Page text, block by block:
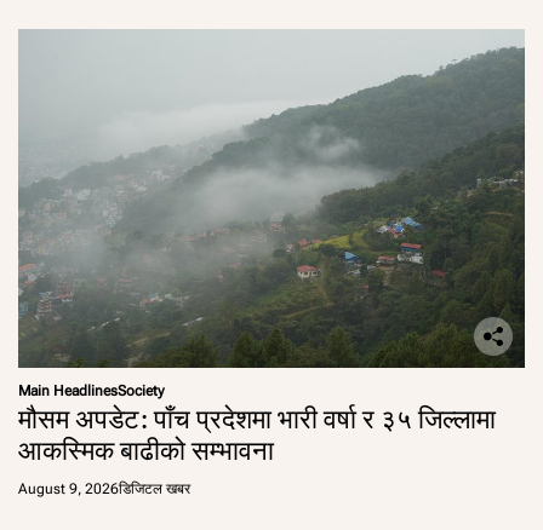
Main HeadlinesSociety
मौसम अपडेट: पाँच प्रदेशमा भारी वर्षा र ३५ जिल्लामा
आकस्मिक बाढीको सम्भावना
August 9, 2026डिजिटल खबर